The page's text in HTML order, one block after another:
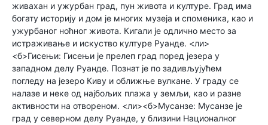
живахан и ужурбан град, пун живота и културе. Град има
богату историју и дом је многих музеја и споменика, као и
ужурбаног ноћног живота. Кигали је одлично место за
истраживање и искуство културе Руанде. <ли>
<б>Гисењи: Гисењи је прелеп град поред језера у
западном делу Руанде. Познат је по задивљујућем
погледу на језеро Киву и оближње вулкане. У граду се
налазе и неке од најбољих плажа у земљи, као и разне
активности на отвореном. <ли><б>Мусанзе: Мусанзе је
град у северном делу Руанде, у близини Националног